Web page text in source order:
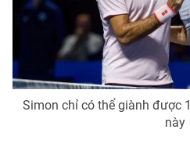
Thị trường 24h
Simon chỉ có thể giành được
này